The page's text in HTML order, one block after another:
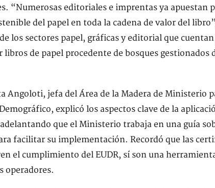
“Numerosas editoriales e imprentas ya apuestan
del papel en toda la cadena de valor del
los sectores papel, gráficas y editorial que
libros de papel procedente de bosques gestionados
Angoloti, jefa del Área de la Madera de Ministerio
explicó los aspectos clave de la
que el Ministerio trabaja en una guía
facilitar su implementación. Recordó que las
el cumplimiento del EUDR, sí son una
operadores.